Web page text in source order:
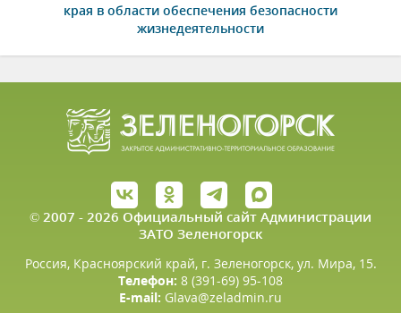
края в области обеспечения безопасности
жизнедеятельности
© 2007 - 2026 Официальный сайт Администрации
ЗАТО Зеленогорск
Россия, Красноярский край, г. Зеленогорск, ул. Мира, 15.
Телефон: 8 (391-69) 95-108
E-mail: Glava@zeladmin.ru